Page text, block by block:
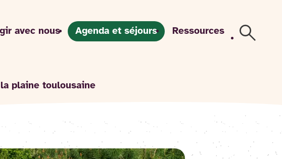
avec nous Agenda et séjours Ressources
plaine toulousaine